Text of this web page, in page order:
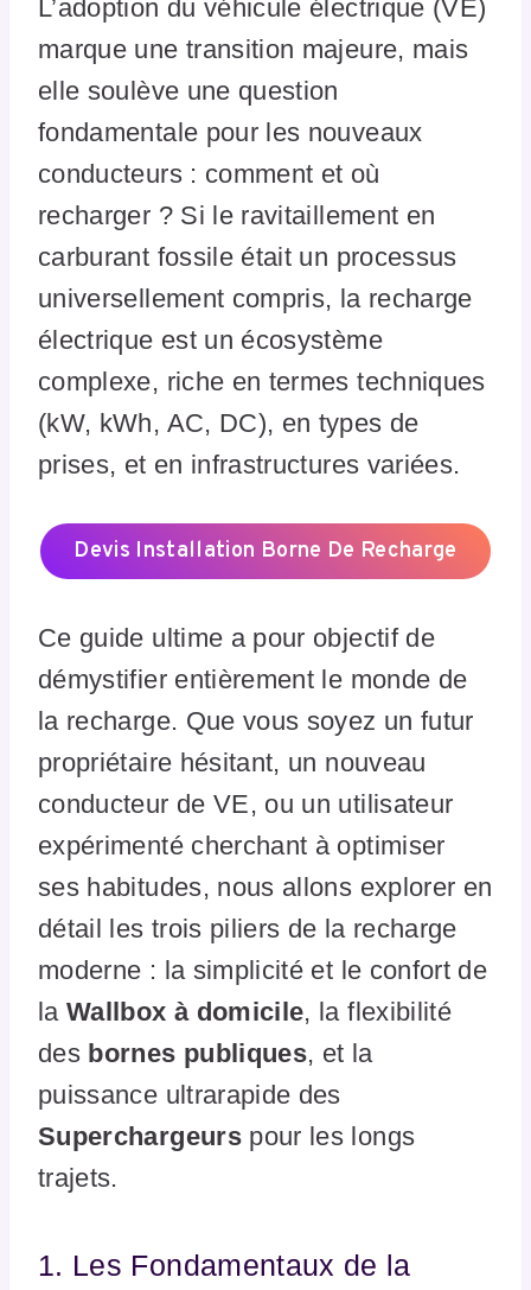
L’adoption du véhicule électrique (VE)
marque une transition majeure, mais
elle soulève une question
fondamentale pour les nouveaux
conducteurs : comment et où
recharger ? Si le ravitaillement en
carburant fossile était un processus
universellement compris, la recharge
électrique est un écosystème
complexe, riche en termes techniques
(kW, kWh, AC, DC), en types de
prises, et en infrastructures variées.
Devis Installation Borne De Recharge
Ce guide ultime a pour objectif de
démystifier entièrement le monde de
la recharge. Que vous soyez un futur
propriétaire hésitant, un nouveau
conducteur de VE, ou un utilisateur
expérimenté cherchant à optimiser
ses habitudes, nous allons explorer en
détail les trois piliers de la recharge
moderne : la simplicité et le confort de
laWallbox à domicile, la flexibilité
des bornes publiques, et la
puissance ultrarapide des
Superchargeurspour les longs
trajets.
1. Les Fondamentaux de la